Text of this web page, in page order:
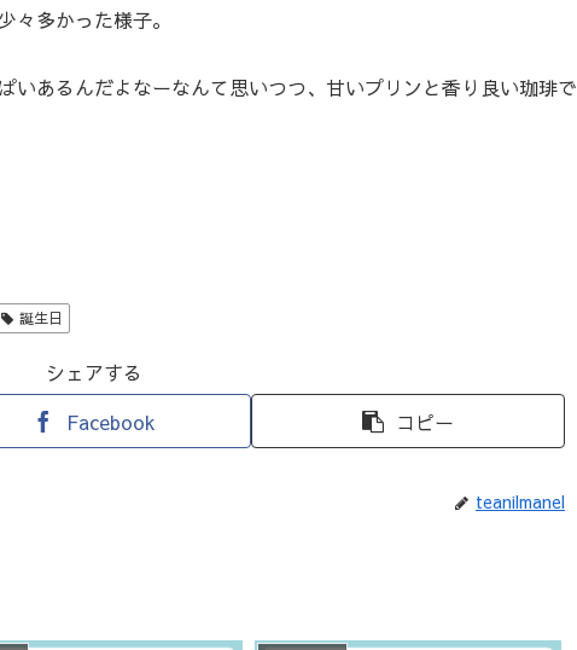
々多かった様子。
いあるんだよなーなんて思いつつ、甘いプリンと香り良い珈琲で
誕生日
シェアする
Facebook コピー
teanilmanel